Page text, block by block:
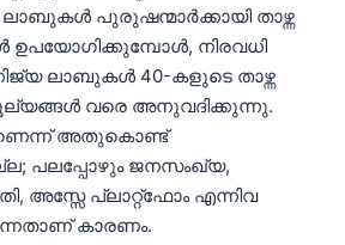
പുരുഷന്മാർക്കായി താഴ്ന്ന
ഉപയോഗിക്കുമ്പോൾ, നിരവധി
ലാബുകൾ 40-കളുടെ താഴ്ന്ന
വരെ അനുവദിക്കുന്നു.
അതുകൊണ്ട്
പലപ്പോഴും ജനസംഖ്യ,
അസ്സേ പ്ലാറ്റ്ഫോം എന്നിവ
കാരണം.